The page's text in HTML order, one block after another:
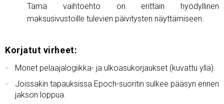
Tämä vaihtoehto on erittäin hyödyllinen
maksusivustoille tulevien päivitysten näyttämiseen.
Korjatut virheet:
Monet pelaajalogiikka- ja ulkoasukorjaukset (kuvattu yllä).
Joissakin tapauksissa Epoch-suoritin sulkee pääsyn ennen
jakson loppua.